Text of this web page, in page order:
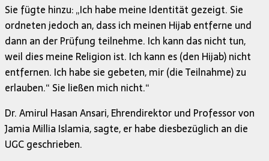
Sie fügte hinzu: „Ich habe meine Identität gezeigt. Sie
ordneten jedoch an, dass ich meinen Hijab entferne und
dann an der Prüfung teilnehme. Ich kann das nicht tun,
weil dies meine Religion ist. Ich kann es (den Hijab) nicht
entfernen. Ich habe sie gebeten, mir (die Teilnahme) zu
erlauben.“ Sie ließen mich nicht.“
Dr. Amirul Hasan Ansari, Ehrendirektor und Professor von
Jamia Millia Islamia, sagte, er habe diesbezüglich an die
UGC geschrieben.